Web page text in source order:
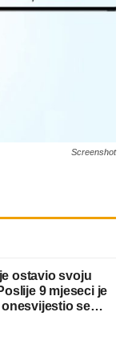
Screenshot
ostavio svoju
9 mjeseci je
se